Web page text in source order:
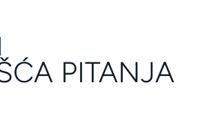
PITANJA